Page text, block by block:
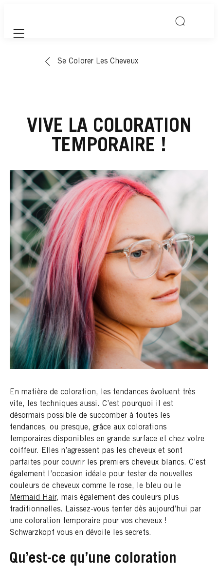
Mobile navigation
Se Colorer Les Cheveux
VIVE LA COLORATION
TEMPORAIRE !
En matière de coloration, les tendances évoluent très
vite, les techniques aussi. C’est pourquoi il est
désormais possible de succomber à toutes les
tendances, ou presque, grâce aux colorations
temporaires disponibles en grande surface et chez votre
coiffeur. Elles n’agressent pas les cheveux et sont
parfaites pour couvrir les premiers cheveux blancs. C’est
également l’occasion idéale pour tester de nouvelles
couleurs de cheveux comme le rose, le bleu ou le
Mermaid Hair, mais également des couleurs plus
traditionnelles. Laissez-vous tenter dès aujourd’hui par
une coloration temporaire pour vos cheveux !
Schwarzkopf vous en dévoile les secrets.
Qu’est-ce qu’une coloration